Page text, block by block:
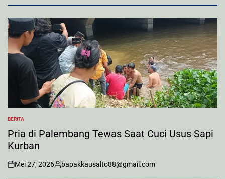
POSTED
IN
BERITA
Pria di Palembang Tewas Saat Cuci Usus Sapi
Kurban
on
Mei 27, 2026
Posted
bapakkausalto88@gmail.com